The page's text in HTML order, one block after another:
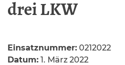
drei LKW
Einsatznummer: 0212022
Datum: 1. März 2022